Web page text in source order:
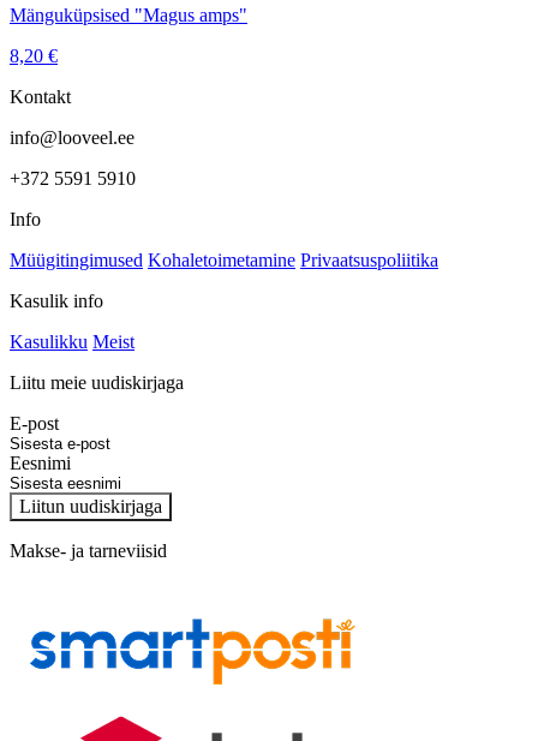
Mänguküpsised "Magus amps"
8,20 €
Kontakt
info@looveel.ee
+372 5591 5910
Info
Müügitingimused Kohaletoimetamine Privaatsuspoliitika
Kasulik info
Kasulikku Meist
Liitu meie uudiskirjaga
E-post
Eesnimi
Liitun uudiskirjaga
Makse- ja tarneviisid